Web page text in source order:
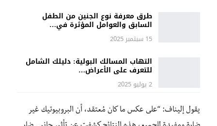
طرق معرفة نوع الجنين من الطفل
السابق والعوامل المؤثرة في…
15 سبتمبر 2025
التهاب المسالك البولية: دليلك الشامل
للتعرف على الأعراض…
2 يوليو 2025
يقول إليناف: “على عكس ما كان مُعتقد، أن البروبيوتيك غير